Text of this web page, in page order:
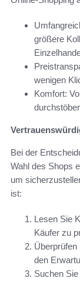
größere
wenigen
Komfort:
Bei der
Wahl des Shops
um
ist:
Lesen Sie
Käufer zu
den
Suchen